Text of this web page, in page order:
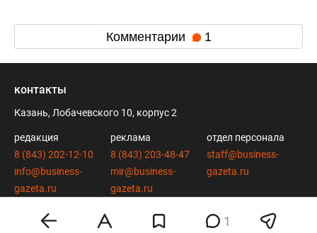
Комментарии 1
1
контакты
Казань, Лобачевского 10, корпус 2
редакция
8 (843) 202-12-10
info@business-
gazeta.ru
реклама
8 (843) 203-48-47
mir@business-
gazeta.ru
отдел персонала
staff@business-
gazeta.ru